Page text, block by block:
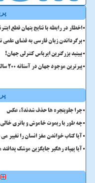
اخطار در رابطه با نتایج پنهان قطع
برگرداندن زبان فارسی به فضای علمی
ببینید بزرگترین ایرباس کنترلی جهان!
پیرترین موجود جهان در آستانه ۲۰۰ سالگی خبرساز شد
چرا جلوپنجره ها حذف شدند؟، عکس
چه طور با ریموت خاموش و باتری
آیا کتاب خواندن مغز انسان را تغییر
آیا پهپاد رهگیر جایگزین موشک